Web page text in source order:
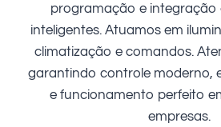
programação e integração
inteligentes. Atuamos em
climatização e comandos.
garantindo controle moderno,
e funcionamento perfeito
empresas.